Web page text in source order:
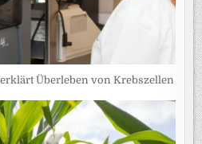
Überleben von Krebszellen